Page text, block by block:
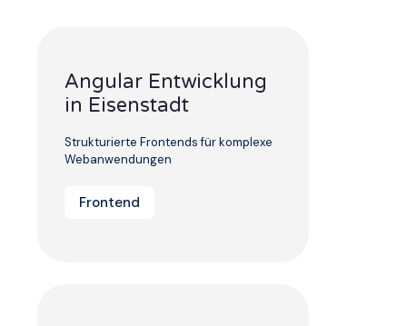
Angular Entwicklung
in Eisenstadt
Strukturierte Frontends für komplexe
Webanwendungen
Frontend